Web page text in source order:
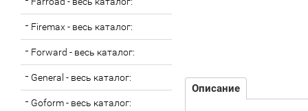
Описание
Firemax - весь каталог:
Forward - весь каталог:
General - весь каталог:
Goform - весь каталог: